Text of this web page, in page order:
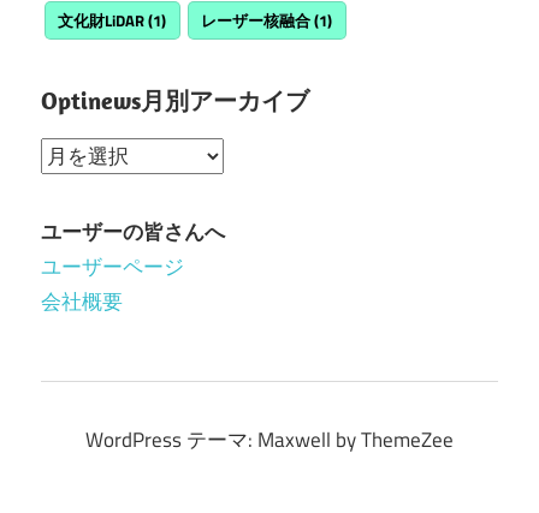
文化財LiDAR(1) レーザー核融合(1)
Optinews月別アーカイブ
Optinews
別
ア
ー
ユーザーの皆さんへ
ユーザーページ
会社概要
WordPress テーマ: Maxwell by ThemeZee